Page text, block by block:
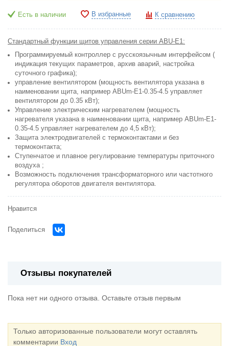
Есть в наличии В избранные К сравнению
Стандартный функции щитов управления серии ABU-E1:
Программируемый контроллер с русскоязычным интерфейсом (
индикация текущих параметров, архив аварий, настройка
суточного графика);
управление вентилятором (мощность вентилятора указана в
наименовании щита, например ABUm-E1-0.35-4.5 управляет
вентилятором до 0.35 кВт);
Управление электрическим нагревателем (мощность
нагревателя указана в наименовании щита, например ABUm-E1-
0.35-4.5 управляет нагревателем до 4,5 кВт);
Защита электродвигателей с термоконтактами и без
термоконтакта;
Ступенчатое и плавное регулирование температуры приточного
воздуха ;
Возможность подключения трансформаторного или частотного
регулятора оборотов двигателя вентилятора.
Нравится
Поделиться
Отзывы покупателей
Пока нет ни одного отзыва. Оставьте отзыв первым
Только авторизованные пользователи могут оставлять
комментарии Вход